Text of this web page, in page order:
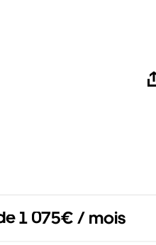
1 075€ / mois